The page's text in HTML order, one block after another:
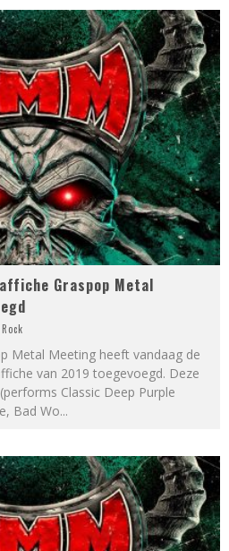
Graspop Metal
Rock
Metal Meeting heeft vandaag de
van 2019 toegevoegd. Deze
Classic Deep Purple
Bad Wo...